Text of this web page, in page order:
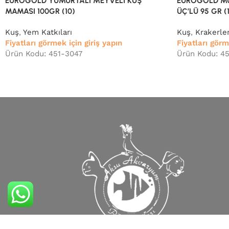
MAMASI 100GR (10)
Kuş, Yem Katkıları
Fiyatları görmek için giriş yapın
Ürün Kodu: 451-3047
ÜÇ’LÜ 95 GR
Kuş,
Fiyatları
Ürün Kodu: